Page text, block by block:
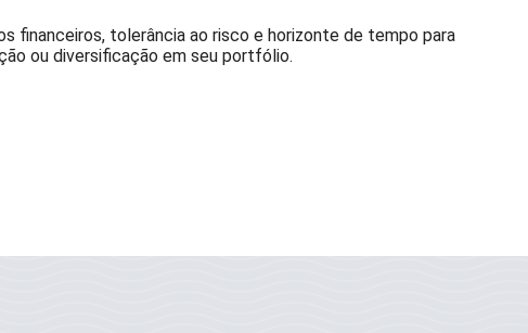
financeiros, tolerância ao risco e horizonte de tempo para
ou diversificação em seu portfólio.